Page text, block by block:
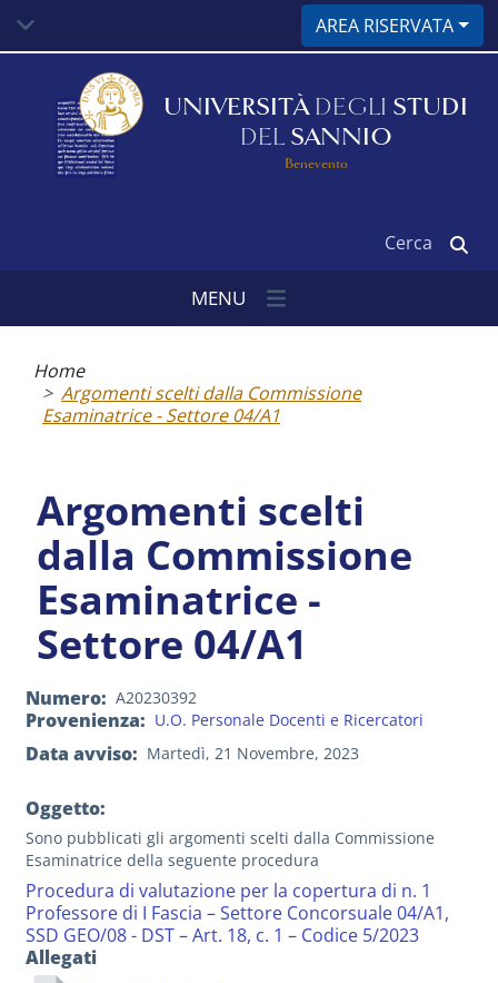
contenuto
AREA RISERVATA
UNIVERSITÀ DEGLI STUDI
DEL SANNIO
Benevento
MENU
pane
Home
Argomenti scelti dalla Commissione
Esaminatrice - Settore 04/A1
Argomenti scelti
dalla Commissione
Esaminatrice -
Settore 04/A1
Numero A20230392
Provenienza U.O. Personale Docenti e Ricercatori
Data avviso Martedì, 21 Novembre, 2023
Oggetto:
Sono pubblicati gli argomenti scelti dalla Commissione
Esaminatrice della seguente procedura
Procedura di valutazione per la copertura di n. 1
Professore di I Fascia – Settore Concorsuale 04/A1,
SSD GEO/08 - DST – Art. 18, c. 1 – Codice 5/2023
Allegati